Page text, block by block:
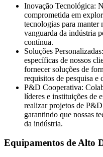
Inovação Tecnológica:
comprometida em
tecnologias para manter
vanguarda da indústria
contínua.
Soluções
específicas de nossos
fornecer soluções de
requisitos de pesquisa e
P&D Cooperativa:
líderes e instituições de
realizar projetos de
garantindo que nossas
da indústria.
Equipamentos de Alto